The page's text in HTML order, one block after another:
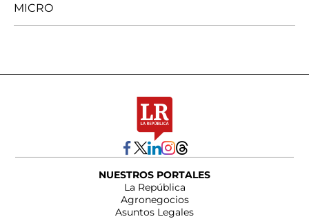
MICRO
NUESTROS PORTALES
La República
Agronegocios
Asuntos Legales